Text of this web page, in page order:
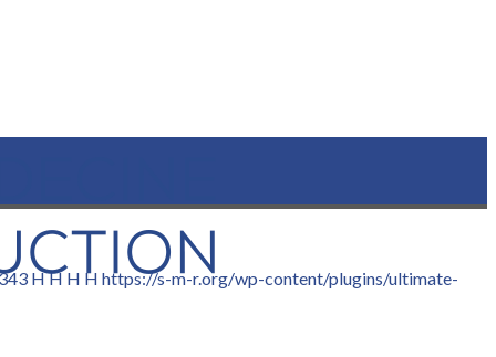
H H H H https://s-m-r.org/wp-content/plugins/ultimate-